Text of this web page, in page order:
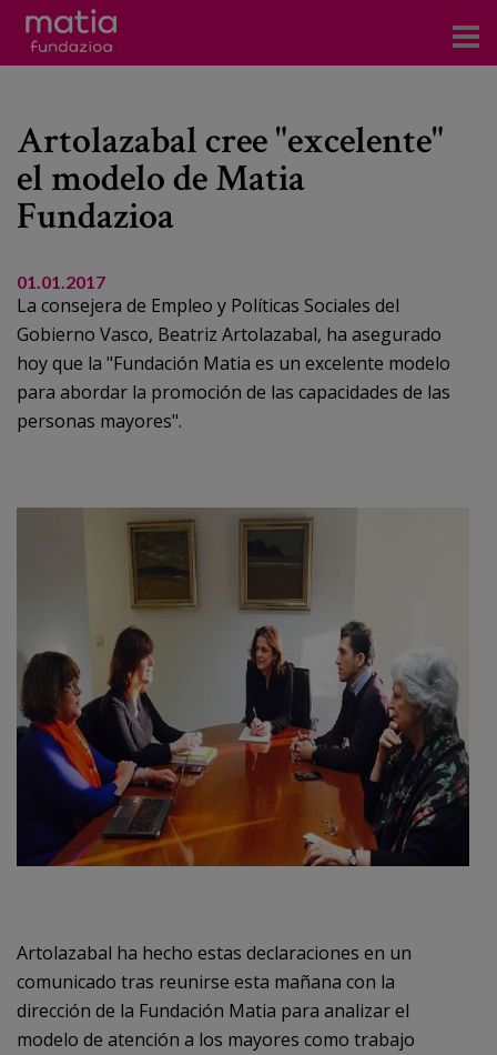
Servicios
Eventos
Noticias
Blog
Prensa
Artolazabal cree "excelente"
el modelo de Matia
Fundazioa
01.01.2017
La consejera de Empleo y Políticas Sociales del
Gobierno Vasco, Beatriz Artolazabal, ha asegurado
hoy que la "Fundación Matia es un excelente modelo
para abordar la promoción de las capacidades de las
personas mayores".
Artolazabal ha hecho estas declaraciones en un
comunicado tras reunirse esta mañana con la
dirección de la Fundación Matia para analizar el
modelo de atención a los mayores como trabajo